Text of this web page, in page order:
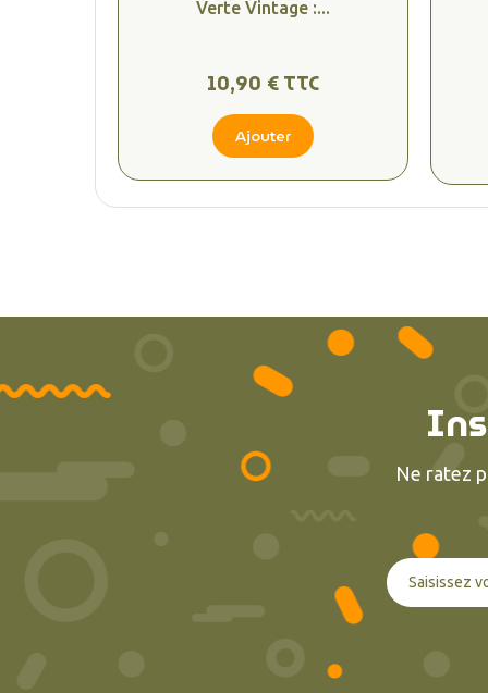
Verte Vintage :...
10,90 € TTC
Ajouter
Ne ratez